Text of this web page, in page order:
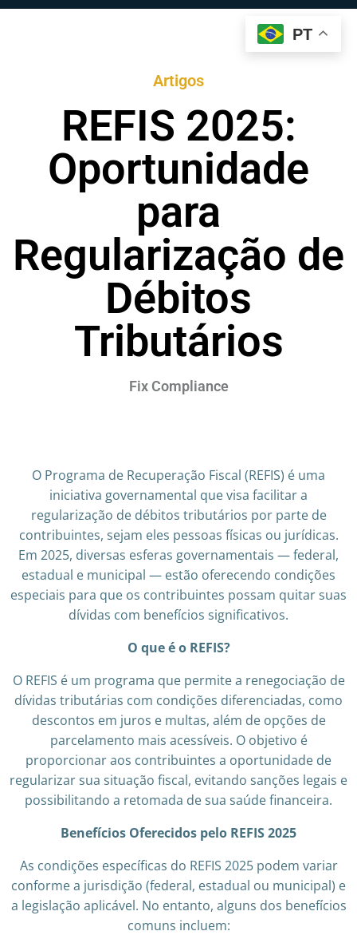
Artigos
REFIS 2025:
Oportunidade
para
Regularização de
Débitos
Tributários
Fix Compliance
O Programa de Recuperação Fiscal (REFIS) é uma
iniciativa governamental que visa facilitar a
regularização de débitos tributários por parte de
contribuintes, sejam eles pessoas físicas ou jurídicas.
Em 2025, diversas esferas governamentais — federal,
estadual e municipal — estão oferecendo condições
especiais para que os contribuintes possam quitar suas
dívidas com benefícios significativos.
O que é o REFIS?
O REFIS é um programa que permite a renegociação de
dívidas tributárias com condições diferenciadas, como
descontos em juros e multas, além de opções de
parcelamento mais acessíveis. O objetivo é
proporcionar aos contribuintes a oportunidade de
regularizar sua situação fiscal, evitando sanções legais e
possibilitando a retomada de sua saúde financeira.
Benefícios Oferecidos pelo REFIS 2025
As condições específicas do REFIS 2025 podem variar
conforme a jurisdição (federal, estadual ou municipal) e
a legislação aplicável. No entanto, alguns dos benefícios
comuns incluem:
PT